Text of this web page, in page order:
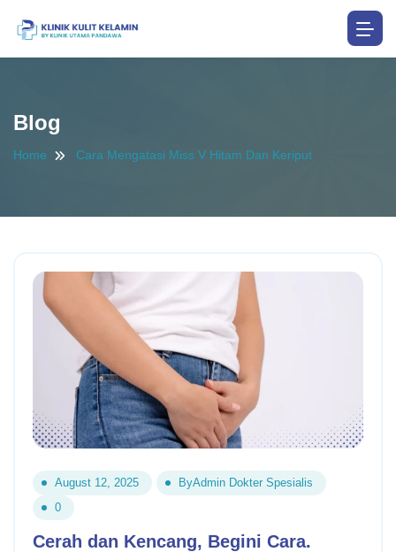
Blog
Home Cara Mengatasi Miss V Hitam Dan Keriput
August 12, 2025 ByAdmin Dokter Spesialis
0
Cerah dan Kencang, Begini Cara.